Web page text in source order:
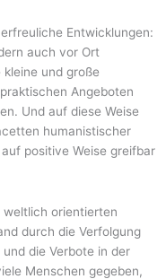
Entwicklungen:
auch vor Ort
und große
Angeboten
Und auf diese Weise
humanistischer
positive Weise greifbar
weltlich orientierten
durch die Verfolgung
die Verbote in der
Menschen gegeben,